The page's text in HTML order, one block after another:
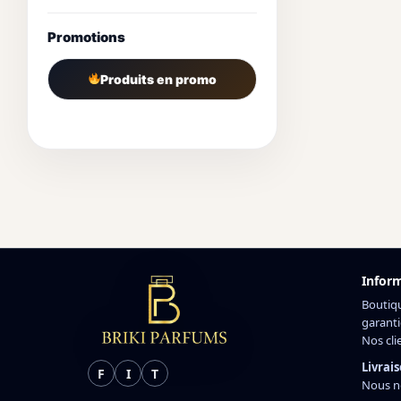
Promotions
Produits en promo
F I T
Nos
Nous